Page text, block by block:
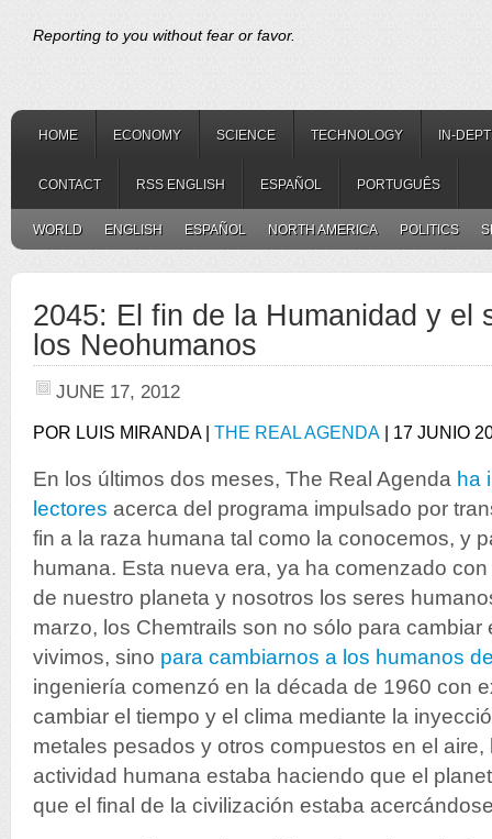
Reporting to you without fear or favor.
HOME ECONOMY SCIENCE TECHNOLOGY IN-
CONTACT RSS ENGLISH ESPAÑOL PORTUGUÊS
WORLD ENGLISH ESPAÑOL NORTH AMERICA POLITICS
2045: El fin de la Humanidad y el
los Neohumanos
JUNE 17, 2012
POR LUIS MIRANDA | THE REAL AGENDA | 17 JUNIO
En los últimos dos meses, The Real Agenda ha
lectores acerca del programa impulsado por
fin a la raza humana tal como la conocemos, y
humana. Esta nueva era, ya ha comenzado
de nuestro planeta y nosotros los seres
marzo, los Chemtrails son no sólo para cambiar
vivimos, sino para cambiarnos a los humanos
ingeniería comenzó en la década de 1960 con
cambiar el tiempo y el clima mediante la
metales pesados y otros compuestos en el
actividad humana estaba haciendo que el
que el final de la civilización estaba